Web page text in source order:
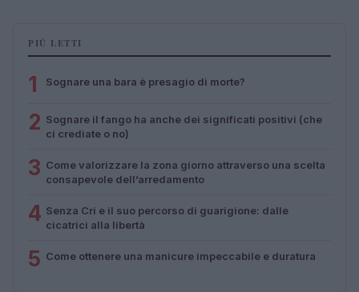
PIÙ LETTI
1 Sognare una bara è presagio di morte?
2 Sognare il fango ha anche dei significati positivi (che
ci crediate o no)
3 Come valorizzare la zona giorno attraverso una scelta
consapevole dell’arredamento
4 Senza Cri e il suo percorso di guarigione: dalle
cicatrici alla libertà
5 Come ottenere una manicure impeccabile e duratura